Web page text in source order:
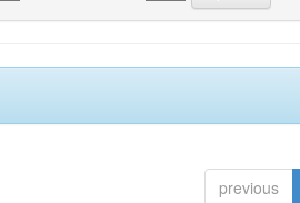
previous